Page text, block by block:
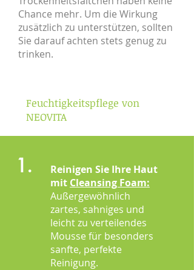
Chance mehr. Um die Wirkung
zusätzlich zu unterstützen, sollten
Sie darauf achten stets genug zu
trinken.
Feuchtigkeitspflege von
NEOVITA
1.
Reinigen Sie Ihre Haut
mit Cleansing Foam:
Außergewöhnlich
zartes, sahniges und
leicht zu verteilendes
Mousse für besonders
sanfte, perfekte
Reinigung.